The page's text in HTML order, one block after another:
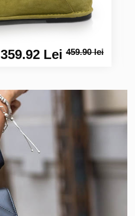
359.92 Lei459.90 lei